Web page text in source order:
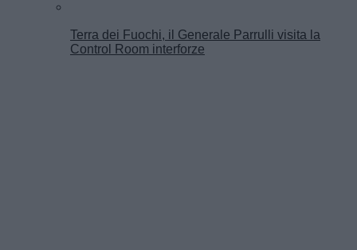
Terra dei Fuochi, il Generale Parrulli visita la
Control Room interforze